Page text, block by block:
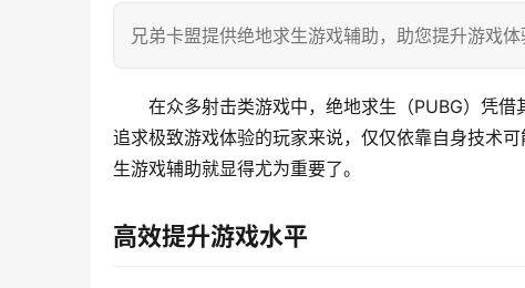
兄弟卡盟提供绝地求生游戏辅助，助您提升游戏体
在众多射击类游戏中，绝地求生（PUBG）凭
追求极致游戏体验的玩家来说，仅仅依靠自身技术
生游戏辅助就显得尤为重要了。
高效提升游戏水平